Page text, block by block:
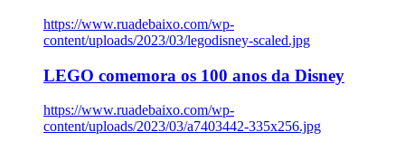
https://www.ruadebaixo.com/wp-
content/uploads/2023/03/legodisney-scaled.jpg
LEGO comemora os 100 anos da Disney
https://www.ruadebaixo.com/wp-
content/uploads/2023/03/a7403442-335x256.jpg